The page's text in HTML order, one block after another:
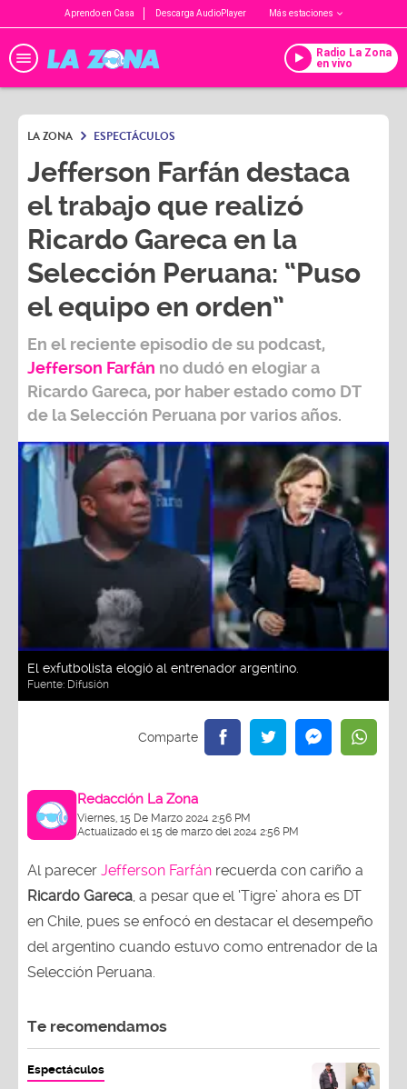
Aprendo en Casa Descarga AudioPlayer Más estaciones
Radio La Zona
en vivo
LA ZONA ESPECTÁCULOS
Jefferson Farfán destaca
el trabajo que realizó
Ricardo Gareca en la
Selección Peruana: “Puso
el equipo en orden”
En el reciente episodio de su podcast,
Jefferson Farfán no dudó en elogiar a
Ricardo Gareca, por haber estado como DT
de la Selección Peruana por varios años.
El exfutbolista elogió al entrenador argentino.
Fuente: Difusión
Redacción La Zona
Viernes, 15 De Marzo 2024 2:56 PM
Actualizado el 15 de marzo del 2024 2:56 PM
Al parecer Jefferson Farfán recuerda con cariño a
Ricardo Gareca , a pesar que el ‘Tigre’ ahora es DT
en Chile, pues se enfocó en destacar el desempeño
del argentino cuando estuvo como entrenador de la
Selección Peruana.
Te recomendamos
Espectáculos